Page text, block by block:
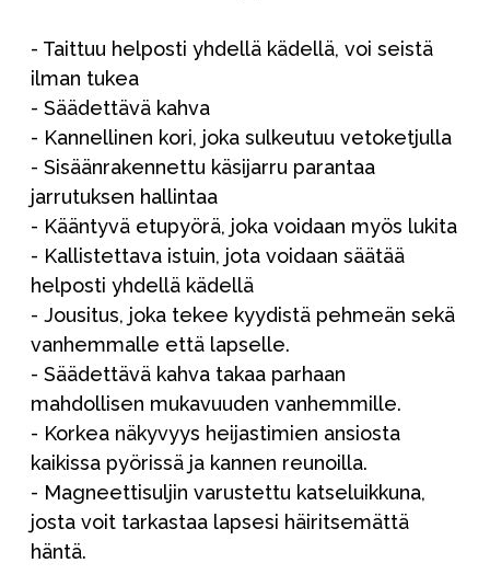
- Taittuu helposti yhdellä kädellä, voi seistä
ilman tukea
- Säädettävä kahva
- Kannellinen kori, joka sulkeutuu vetoketjulla
- Sisäänrakennettu käsijarru parantaa
jarrutuksen hallintaa
- Kääntyvä etupyörä, joka voidaan myös lukita
- Kallistettava istuin, jota voidaan säätää
helposti yhdellä kädellä
- Jousitus, joka tekee kyydistä pehmeän sekä
vanhemmalle että lapselle.
- Säädettävä kahva takaa parhaan
mahdollisen mukavuuden vanhemmille.
- Korkea näkyvyys heijastimien ansiosta
kaikissa pyörissä ja kannen reunoilla.
- Magneettisuljin varustettu katseluikkuna,
josta voit tarkastaa lapsesi häiritsemättä
häntä.